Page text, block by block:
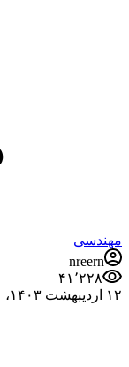
مهندسی
nreern
۴۱٬۲۲۸
۱۲ اردیبهشت ۱۴۰۳،‏ ۱۰:۳۱